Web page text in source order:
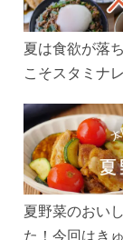
ぜひお楽しみ
夏は食欲が落
こそスタミナ
リ食べて、夏
う！
夏野菜のおい
た！今回はき